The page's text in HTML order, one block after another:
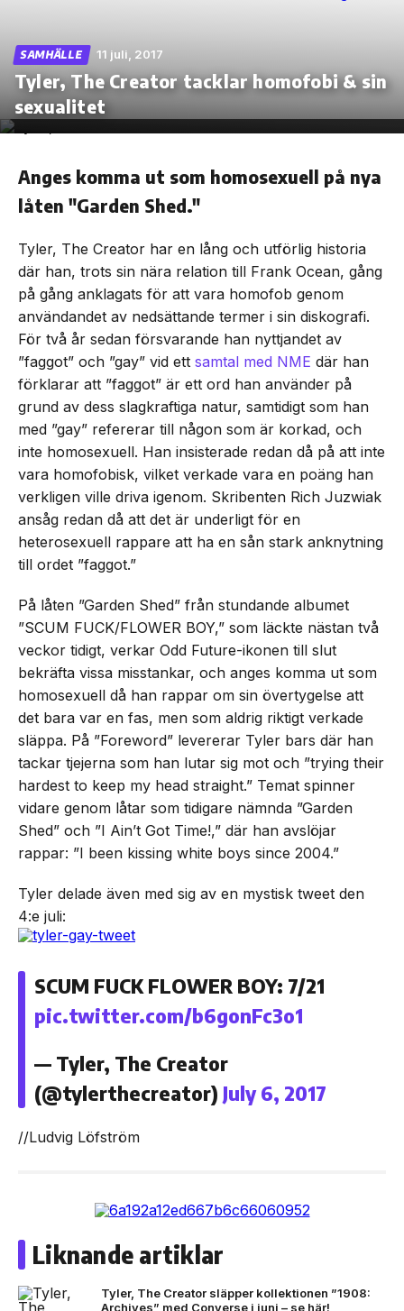
the
content
SAMHÄLLE 11 juli, 2017
Tyler, The Creator tacklar homofobi & sin
sexualitet
Anges komma ut som homosexuell på nya
låten "Garden Shed."
Tyler, The Creator har en lång och utförlig historia
där han, trots sin nära relation till Frank Ocean, gång
på gång anklagats för att vara homofob genom
användandet av nedsättande termer i sin diskografi.
För två år sedan försvarande han nyttjandet av
”faggot” och ”gay” vid ett samtal med NME där han
förklarar att ”faggot” är ett ord han använder på
grund av dess slagkraftiga natur, samtidigt som han
med ”gay” refererar till någon som är korkad, och
inte homosexuell. Han insisterade redan då på att inte
vara homofobisk, vilket verkade vara en poäng han
verkligen ville driva igenom. Skribenten Rich Juzwiak
ansåg redan då att det är underligt för en
heterosexuell rappare att ha en sån stark anknytning
till ordet ”faggot.”
På låten ”Garden Shed” från stundande albumet
”SCUM FUCK/FLOWER BOY,” som läckte nästan två
veckor tidigt, verkar Odd Future-ikonen till slut
bekräfta vissa misstankar, och anges komma ut som
homosexuell då han rappar om sin övertygelse att
det bara var en fas, men som aldrig riktigt verkade
släppa. På ”Foreword” levererar Tyler bars där han
tackar tjejerna som han lutar sig mot och ”trying their
hardest to keep my head straight.” Temat spinner
vidare genom låtar som tidigare nämnda ”Garden
Shed” och ”I Ain’t Got Time!,” där han avslöjar
rappar: ”I been kissing white boys since 2004.”
Tyler delade även med sig av en mystisk tweet den
4:e juli:
SCUM FUCK FLOWER BOY: 7/21
pic.twitter.com/b6gonFc3o1
— Tyler, The Creator
(@tylerthecreator) July 6, 2017
//Ludvig Löfström
Liknande artiklar
Tyler, The Creator släpper kollektionen ”1908:
Archives” med Converse i juni – se här!